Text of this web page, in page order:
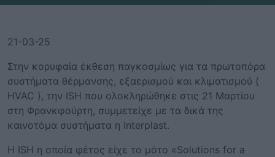
21-03-25
Στην κορυφαία έκθεση παγκοσμίως για τα πρωτοπόρα
συστήματα θέρμανσης, εξαερισμού και κλιματισμού (
HVAC ), την ISH που ολοκληρώθηκε στις 21 Μαρτίου
στη Φρανκφούρτη, συμμετείχε με τα δικά της
καινοτόμα συστήματα η Interplast.
Η ISH η οποία φέτος είχε το μότο «Solutions for a